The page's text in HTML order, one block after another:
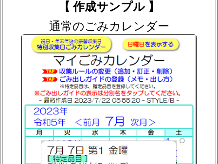
【 作成サンプル 】
通常のごみカレンダー